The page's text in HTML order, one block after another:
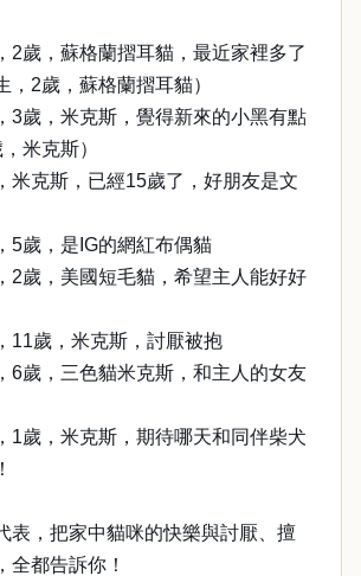
2歲，蘇格蘭摺耳貓，最近家裡多了
，2歲，蘇格蘭摺耳貓）
3歲，米克斯，覺得新來的小黑有點
米克斯）
米克斯，已經15歲了，好朋友是文
5歲，是IG的網紅布偶貓
2歲，美國短毛貓，希望主人能好好
11歲，米克斯，討厭被抱
6歲，三色貓米克斯，和主人的女友
1歲，米克斯，期待哪天和同伴柴犬
表，把家中貓咪的快樂與討厭、擅
全都告訴你！